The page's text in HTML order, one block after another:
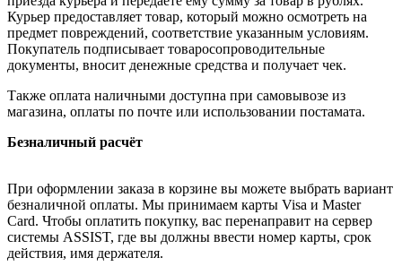
Курьер предоставляет товар, который можно осмотреть на
предмет повреждений, соответствие указанным условиям.
Покупатель подписывает товаросопроводительные
документы, вносит денежные средства и получает чек.
Также оплата наличными доступна при самовывозе из
магазина, оплаты по почте или использовании постамата.
Безналичный расчёт
При оформлении заказа в корзине вы можете выбрать вариант
безналичной оплаты. Мы принимаем карты Visa и Master
Card. Чтобы оплатить покупку, вас перенаправит на сервер
системы ASSIST, где вы должны ввести номер карты, срок
действия, имя держателя.